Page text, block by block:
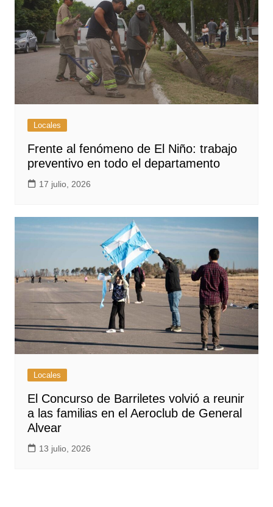
Locales
Frente al fenómeno de El Niño: trabajo
preventivo en todo el departamento
17 julio, 2026
Locales
El Concurso de Barriletes volvió a reunir
a las familias en el Aeroclub de General
Alvear
13 julio, 2026